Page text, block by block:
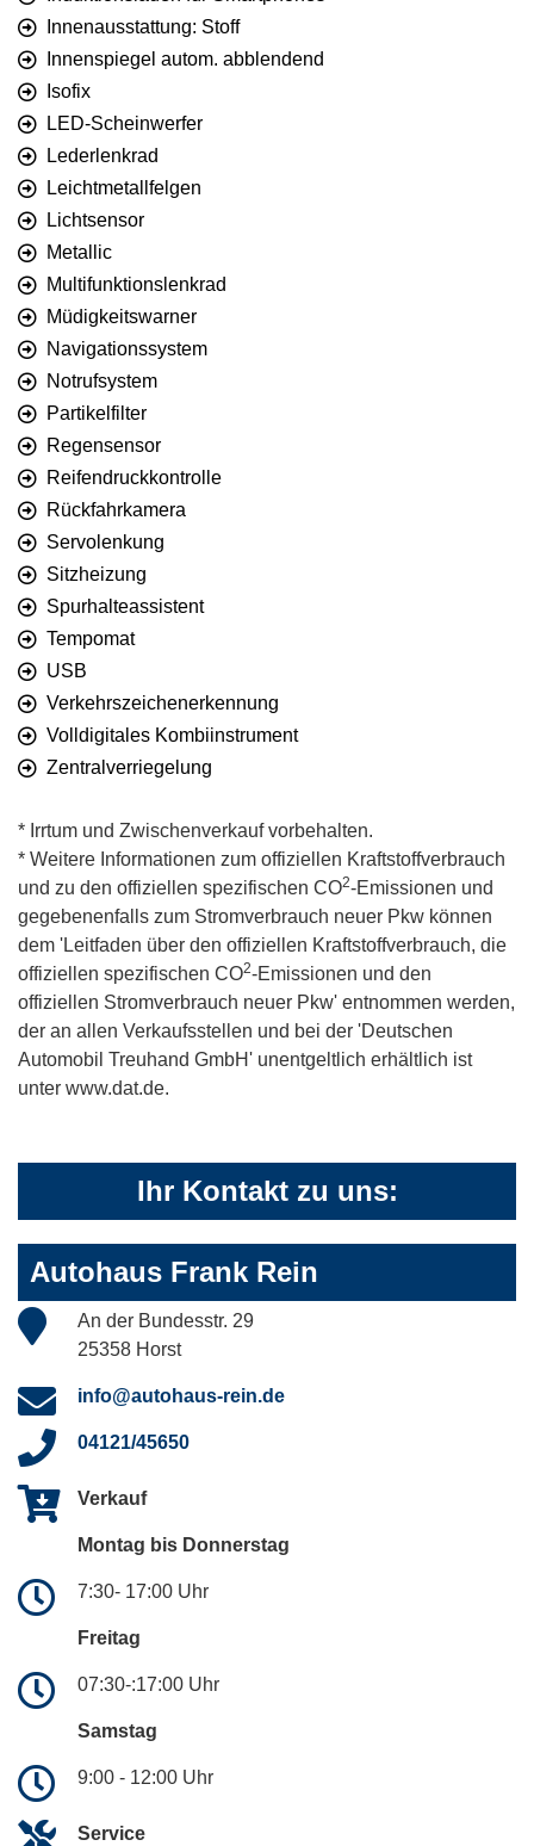
Innenausstattung: Stoff
Innenspiegel autom. abblendend
Isofix
LED-Scheinwerfer
Lederlenkrad
Leichtmetallfelgen
Lichtsensor
Metallic
Multifunktionslenkrad
Müdigkeitswarner
Navigationssystem
Notrufsystem
Partikelfilter
Regensensor
Reifendruckkontrolle
Rückfahrkamera
Servolenkung
Sitzheizung
Spurhalteassistent
Tempomat
USB
Verkehrszeichenerkennung
Volldigitales Kombiinstrument
Zentralverriegelung
* Irrtum und Zwischenverkauf vorbehalten.
* Weitere Informationen zum offiziellen Kraftstoffverbrauch
und zu den offiziellen spezifischen CO2-Emissionen und
gegebenenfalls zum Stromverbrauch neuer Pkw können
dem 'Leitfaden über den offiziellen Kraftstoffverbrauch, die
offiziellen spezifischen CO2-Emissionen und den
offiziellen Stromverbrauch neuer Pkw' entnommen werden,
der an allen Verkaufsstellen und bei der 'Deutschen
Automobil Treuhand GmbH' unentgeltlich erhältlich ist
unter www.dat.de.
Ihr Kontakt zu uns:
Autohaus Frank Rein
An der Bundesstr. 29
25358 Horst
info@autohaus-rein.de
04121/45650
Verkauf
Montag bis Donnerstag
7:30- 17:00 Uhr
Freitag
07:30-:17:00 Uhr
Samstag
9:00 - 12:00 Uhr
Service